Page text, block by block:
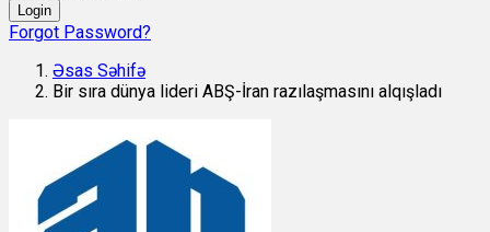
Login
Forgot Password?
Əsas Səhifə
Bir sıra dünya lideri ABŞ-İran razılaşmasını alqışladı